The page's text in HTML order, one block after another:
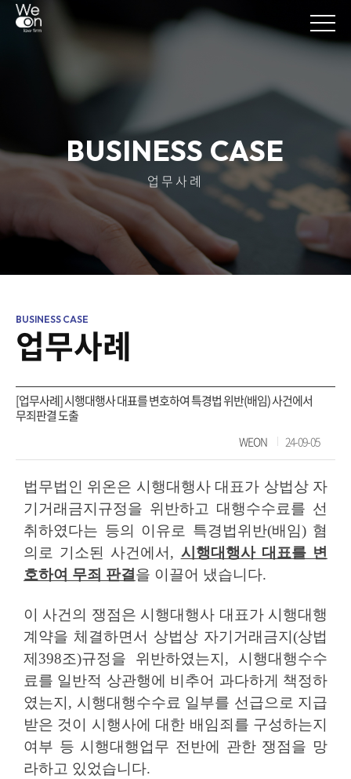
BUSINESS CASE
업무사례
업무사례
[업무사례] 시행대행사 대표를 변호하여 특경법 위반(배임) 사건에서
무죄판결 도출
WEON 24-09-05
법무법인 위온은 시행대행사 대표가 상법상 자
기거래금지규정을 위반하고 대행수수료를 선
취하였다는 등의 이유로 특경법위반(배임) 혐
의로 기소된 사건에서 , 시행대행사 대표를 변
호하여 무죄 판결 을 이끌어 냈습니다.
이 사건의 쟁점은 시행대행사 대표가 시행대행
계약을 체결하면서 상법상 자기거래금지 (상법
제 398조)규정을 위반하였는지 , 시행대행수수
료를 일반적 상관행에 비추어 과다하게 책정하
였는지 , 시행대행수수료 일부를 선급으로 지급
받은 것이 시행사에 대한 배임죄를 구성하는지
여부 등 시행대행업무 전반에 관한 쟁점을 망
라하고 있었습니다.